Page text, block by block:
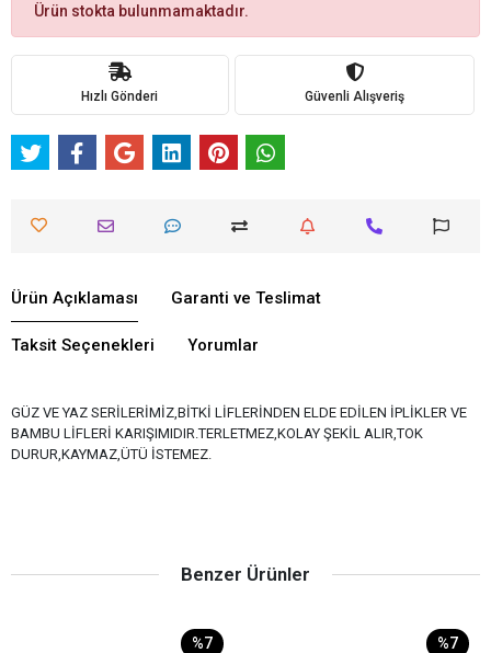
Ürün stokta bulunmamaktadır.
Hızlı Gönderi Güvenli Alışveriş
Ürün Açıklaması Garanti ve Teslimat
Taksit Seçenekleri Yorumlar
GÜZ VE YAZ SERİLERİMİZ,BİTKİ LİFLERİNDEN ELDE EDİLEN İPLİKLER VE
BAMBU LİFLERİ KARIŞIMIDIR.TERLETMEZ,KOLAY ŞEKİL ALIR,TOK
DURUR,KAYMAZ,ÜTÜ İSTEMEZ.
Benzer Ürünler
%7 %7